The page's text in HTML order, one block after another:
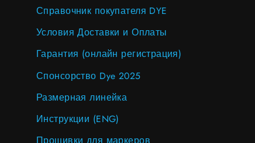
Справочник покупателя DYE
Условия Доставки и Оплаты
Гарантия (онлайн регистрация)
Спонсорство Dye 2025
Размерная линейка
Инструкции (ENG)